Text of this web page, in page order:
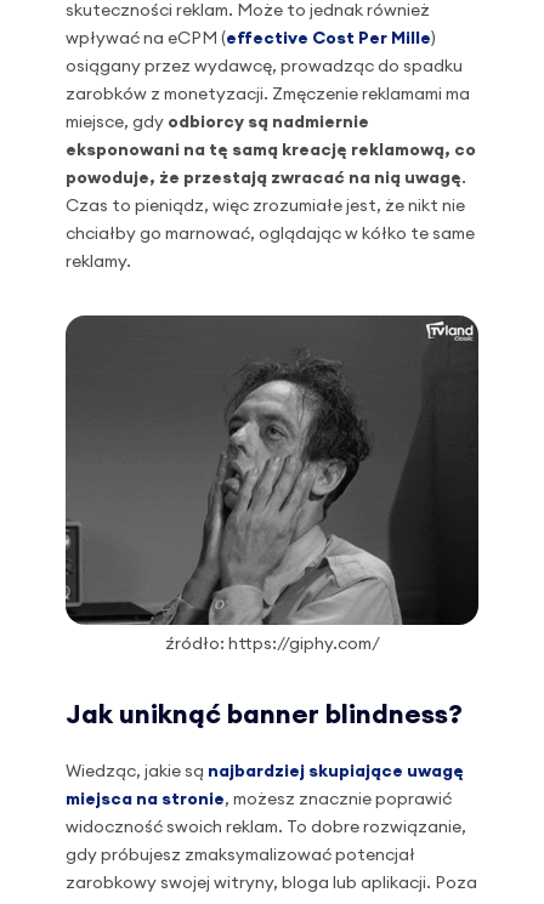
skuteczności reklam. Może to jednak również
wpływać na eCPM (effective Cost Per Mille)
osiągany przez wydawcę, prowadząc do spadku
zarobków z monetyzacji. Zmęczenie reklamami ma
miejsce, gdy odbiorcy są nadmiernie
eksponowani na tę samą kreację reklamową, co
powoduje, że przestają zwracać na nią uwagę.
Czas to pieniądz, więc zrozumiałe jest, że nikt nie
chciałby go marnować, oglądając w kółko te same
reklamy.
źródło: https://giphy.com/
Jak uniknąć banner blindness?
Wiedząc, jakie są najbardziej skupiające uwagę
miejsca na stronie, możesz znacznie poprawić
widoczność swoich reklam. To dobre rozwiązanie,
gdy próbujesz zmaksymalizować potencjał
zarobkowy swojej witryny, bloga lub aplikacji. Poza